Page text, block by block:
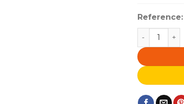
Reference:
quantité de